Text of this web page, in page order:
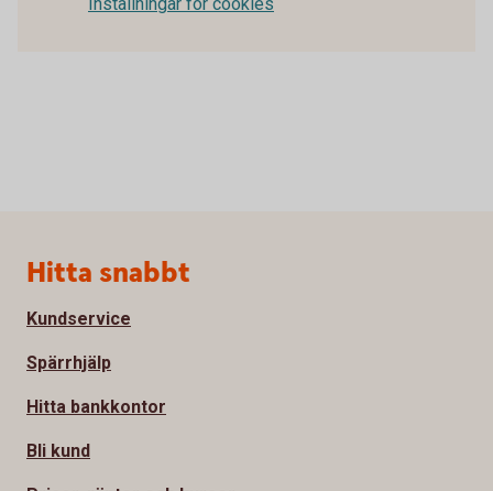
Sidfot
Hitta snabbt
Kundservice
Spärrhjälp
Hitta bankkontor
Bli kund